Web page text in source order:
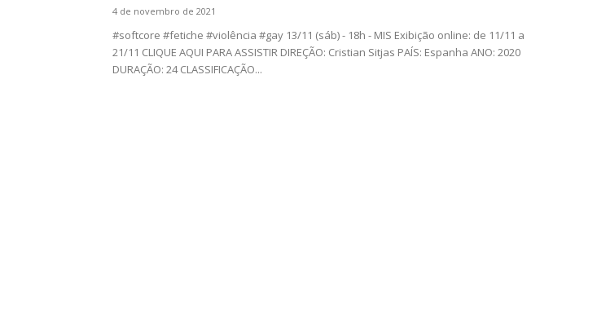
4 de novembro de 2021
#softcore #fetiche #violência #gay 13/11 (sáb) - 18h - MIS Exibição online: de 11/11 a
21/11 CLIQUE AQUI PARA ASSISTIR DIREÇÃO: Cristian Sitjas PAÍS: Espanha ANO: 2020
DURAÇÃO: 24 CLASSIFICAÇÃO...